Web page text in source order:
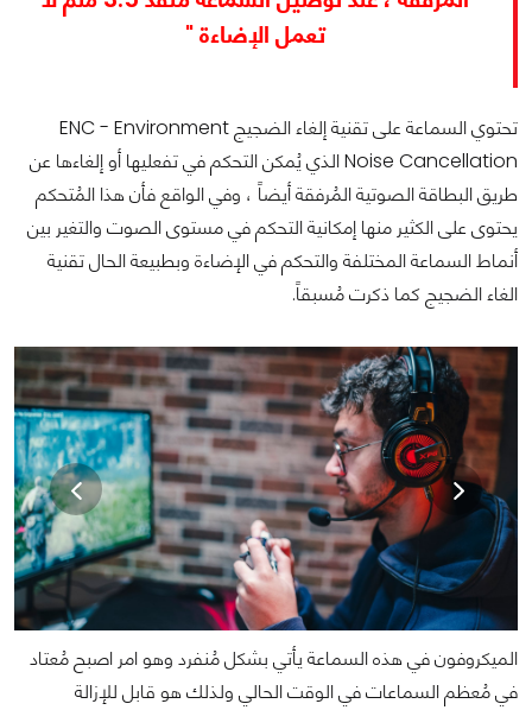
تعمل الإضاءة "
تحتوي السماعة على تقنية إلغاء الضجيج ENC - Environment
Noise Cancellation الذي يُمكن التحكم في تفعليها أو إلغاءها عن
طريق البطاقة الصوتية المُرفقة أيضاً ، وفي الواقع فأن هذا المُتحكم
يحتوى على الكثير منها إمكانية التحكم في مستوى الصوت والتغير بين
أنماط السماعة المختلفة والتحكم في الإضاءة وبطبيعة الحال تقنية
الغاء الضجيج كما ذكرت مُسبقاً.
الميكروفون في هذه السماعة يأتي بشكل مُنفرد وهو امر اصبح مُعتاد
في مُعظم السماعات في الوقت الحالي ولذلك هو قابل للإزالة